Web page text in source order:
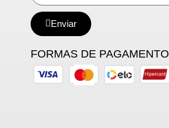
Enviar
FORMAS DE PAGAMENTO